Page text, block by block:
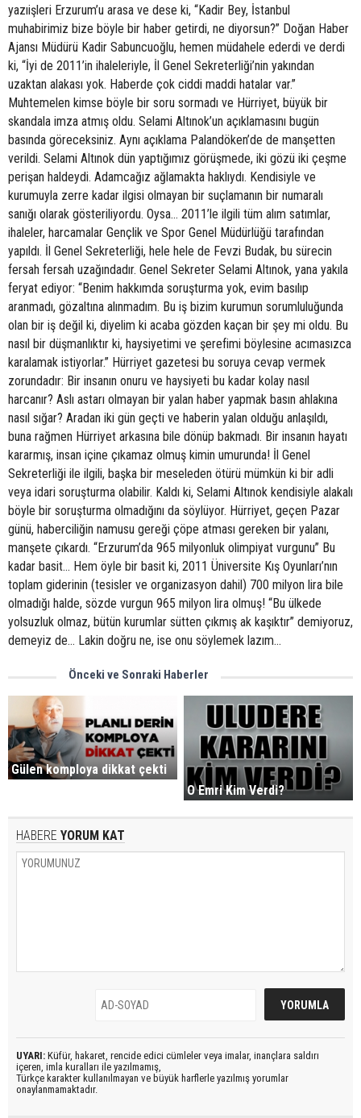
yazıişleri Erzurum’u arasa ve dese ki, “Kadir Bey, İstanbul
muhabirimiz bize böyle bir haber getirdi, ne diyorsun?” Doğan Haber
Ajansı Müdürü Kadir Sabuncuoğlu, hemen müdahele ederdi ve derdi
ki, “İyi de 2011’in ihaleleriyle, İl Genel Sekreterliği’nin yakından
uzaktan alakası yok. Haberde çok ciddi maddi hatalar var.”
Muhtemelen kimse böyle bir soru sormadı ve Hürriyet, büyük bir
skandala imza atmış oldu. Selami Altınok’un açıklamasını bugün
basında göreceksiniz. Aynı açıklama Palandöken’de de manşetten
verildi. Selami Altınok dün yaptığımız görüşmede, iki gözü iki çeşme
perişan haldeydi. Adamcağız ağlamakta haklıydı. Kendisiyle ve
kurumuyla zerre kadar ilgisi olmayan bir suçlamanın bir numaralı
sanığı olarak gösteriliyordu. Oysa… 2011’le ilgili tüm alım satımlar,
ihaleler, harcamalar Gençlik ve Spor Genel Müdürlüğü tarafından
yapıldı. İl Genel Sekreterliği, hele hele de Fevzi Budak, bu sürecin
fersah fersah uzağındadır. Genel Sekreter Selami Altınok, yana yakıla
feryat ediyor: “Benim hakkımda soruşturma yok, evim basılıp
aranmadı, gözaltına alınmadım. Bu iş bizim kurumun sorumluluğunda
olan bir iş değil ki, diyelim ki acaba gözden kaçan bir şey mi oldu. Bu
nasıl bir düşmanlıktır ki, haysiyetimi ve şerefimi böylesine acımasızca
karalamak istiyorlar.” Hürriyet gazetesi bu soruya cevap vermek
zorundadır: Bir insanın onuru ve haysiyeti bu kadar kolay nasıl
harcanır? Aslı astarı olmayan bir yalan haber yapmak basın ahlakına
nasıl sığar? Aradan iki gün geçti ve haberin yalan olduğu anlaşıldı,
buna rağmen Hürriyet arkasına bile dönüp bakmadı. Bir insanın hayatı
kararmış, insan içine çıkamaz olmuş kimin umurunda! İl Genel
Sekreterliği ile ilgili, başka bir meseleden ötürü mümkün ki bir adli
veya idari soruşturma olabilir. Kaldı ki, Selami Altınok kendisiyle alakalı
böyle bir soruşturma olmadığını da söylüyor. Hürriyet, geçen Pazar
günü, haberciliğin namusu gereği çöpe atması gereken bir yalanı,
manşete çıkardı. “Erzurum’da 965 milyonluk olimpiyat vurgunu” Bu
kadar basit… Hem öyle bir basit ki, 2011 Üniversite Kış Oyunları’nın
toplam giderinin (tesisler ve organizasyon dahil) 700 milyon lira bile
olmadığı halde, sözde vurgun 965 milyon lira olmuş! “Bu ülkede
yolsuzluk olmaz, bütün kurumlar sütten çıkmış ak kaşıktır” demiyoruz,
demeyiz de… Lakin doğru ne, ise onu söylemek lazım…
Önceki ve Sonraki Haberler
Gülen komploya dikkat çekti
O Emri Kim Verdi?
HABERE YORUM KAT
UYARI: Küfür, hakaret, rencide edici cümleler veya imalar, inançlara saldırı
içeren, imla kuralları ile yazılmamış,
Türkçe karakter kullanılmayan ve büyük harflerle yazılmış yorumlar
onaylanmamaktadır.